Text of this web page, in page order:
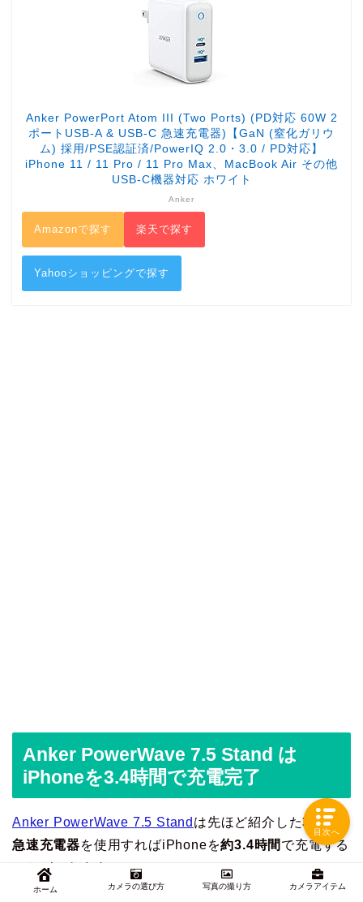
Anker PowerPort Atom III (Two Ports) (PD対応 60W 2
ポートUSB-A & USB-C 急速充電器)【GaN (窒化ガリウ
ム) 採用/PSE認証済/PowerIQ 2.0・3.0 / PD対応】
iPhone 11 / 11 Pro / 11 Pro Max、MacBook Air その他
USB-C機器対応 ホワイト
Anker
Amazonで探す 楽天で探す
Yahooショッピングで探す
Anker PowerWave 7.5 Stand は
iPhoneを3.4時間で充電完了
Anker PowerWave 7.5 Stand は先ほど紹介した3.0対応
急速充電器を使用すればiPhoneを約3.4時間 で充電する
ことができます。
ホーム カメラの選び方 写真の撮り方 カメラアイテム
目次へ